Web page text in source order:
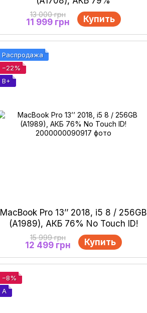
13 000 грн
11 999 грн Купить
Распродажа
−22%
B+
MacBook Pro 13’’ 2018, i5 8 / 256GB
(A1989), АКБ 76% No Touch ID!
15 999 грн
12 499 грн Купить
−8%
A